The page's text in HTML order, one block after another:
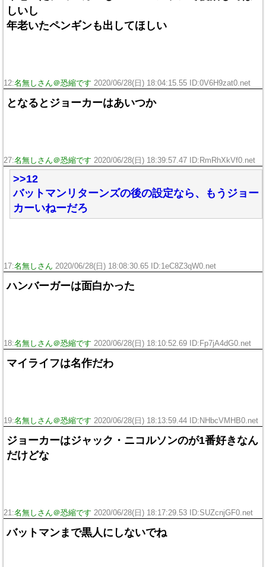
しいし
年老いたペンギンも出してほしい
12:名無しさん＠恐縮です 2020/06/28(日) 18:04:15.55 ID:0V6H9zat0.net
となるとジョーカーはあいつか
27:名無しさん＠恐縮です 2020/06/28(日) 18:39:57.47 ID:RmRhXkVf0.net
>>12
バットマンリターンズの後の設定なら、もうジョー
カーいねーだろ
17:名無しさん 2020/06/28(日) 18:08:30.65 ID:1eC8Z3qW0.net
ハンバーガーは面白かった
18:名無しさん＠恐縮です 2020/06/28(日) 18:10:52.69 ID:Fp7jA4dG0.net
マイライフは名作だわ
19:名無しさん＠恐縮です 2020/06/28(日) 18:13:59.44 ID:NHbcVMHB0.net
ジョーカーはジャック・ニコルソンのが1番好きなん
だけどな
21:名無しさん＠恐縮です 2020/06/28(日) 18:17:29.53 ID:SUZcnjGF0.net
バットマンまで黒人にしないでね